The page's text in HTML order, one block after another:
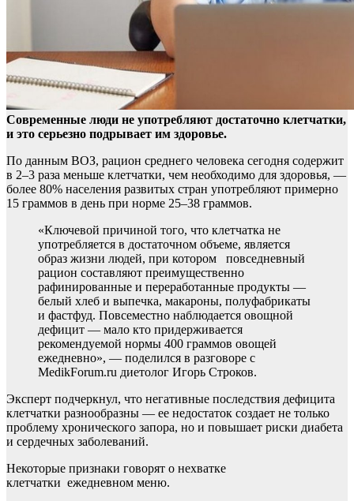
Современные люди не употребляют достаточно клетчатки,
и это серьезно подрывает им здоровье.
По данным ВОЗ, рацион среднего человека сегодня содержит
в 2–3 раза меньше клетчатки, чем необходимо для здоровья, —
более 80% населения развитых стран употребляют примерно
15 граммов в день при норме 25–38 граммов.
«Ключевой причиной того, что клетчатка не
употребляется в достаточном объеме, является
образ жизни людей, при котором повседневный
рацион составляют преимущественно
рафинированные и переработанные продукты —
белый хлеб и выпечка, макароны, полуфабрикаты
и фастфуд. Повсеместно наблюдается овощной
дефицит — мало кто придерживается
рекомендуемой нормы 400 граммов овощей
ежедневно», — поделился в разговоре с
MedikForum.ru диетолог Игорь Строков.
Эксперт подчеркнул, что негативные последствия дефицита
клетчатки разнообразны — ее недостаток создает не только
проблему хронического запора, но и повышает риски диабета
и сердечных заболеваний.
Некоторые признаки говорят о нехватке
клетчатки ежедневном меню.